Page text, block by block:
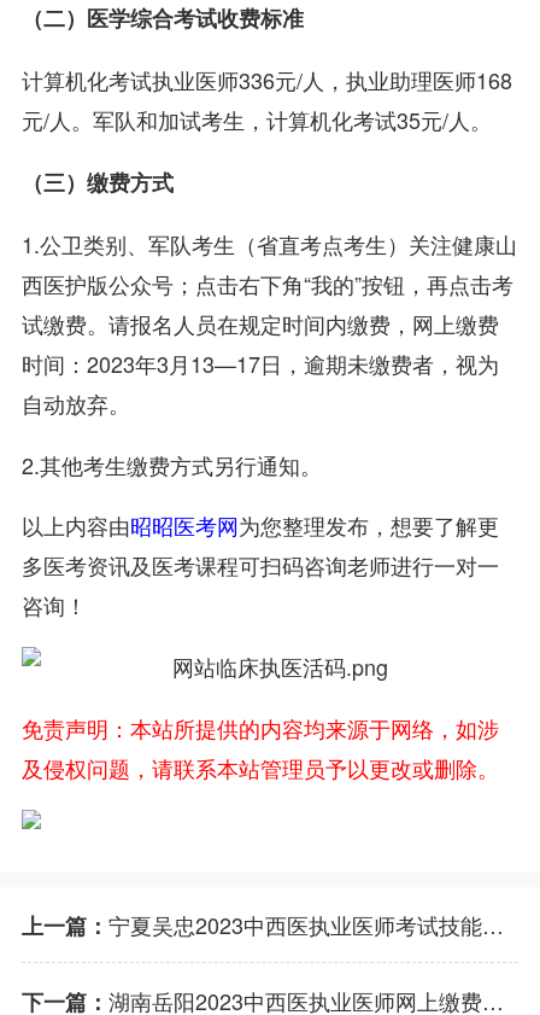
（二）医学综合考试收费标准
计算机化考试执业医师336元/人，执业助理医师168
元/人。军队和加试考生，计算机化考试35元/人。
（三）缴费方式
1.公卫类别、军队考生（省直考点考生）关注健康山
西医护版公众号；点击右下角“我的”按钮，再点击考
试缴费。请报名人员在规定时间内缴费，网上缴费
时间：2023年3月13—17日，逾期未缴费者，视为
自动放弃。
2.其他考生缴费方式另行通知。
以上内容由昭昭医考网为您整理发布，想要了解更
多医考资讯及医考课程可扫码咨询老师进行一对一
咨询！
免责声明：本站所提供的内容均来源于网络，如涉
及侵权问题，请联系本站管理员予以更改或删除。
上一篇： 宁夏吴忠2023中西医执业医师考试技能缴费入口3月15日关闭！
下一篇： 湖南岳阳2023中西医执业医师网上缴费入口3月7日开通！